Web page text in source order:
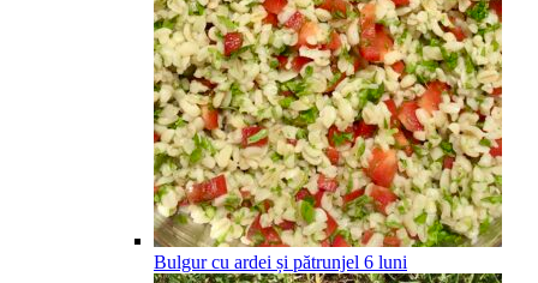
Bulgur cu ardei și pătrunjel 6 luni